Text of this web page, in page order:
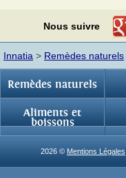
Nous suivre
Innatia > Remèdes naturels
Remèdes naturels
Aliments et
boissons
2026 © Mentions Légales